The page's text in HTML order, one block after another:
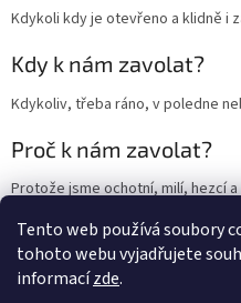
Tento web používá soubory
tohoto webu vyjadřujete
informacízde.
Kdykoli kdy je otevřeno a klidně i
Kdy k nám zavolat?
Kdykoliv, třeba ráno, v poledne
Proč k nám zavolat?
Protože jsme ochotní, milí, hezcí